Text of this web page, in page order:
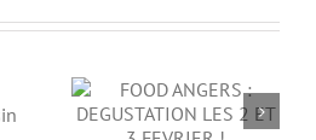
:
Magasin fermé le 11